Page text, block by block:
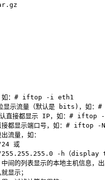
： # iftop -i eth1
流量（默认是 bits)，如： #
接都显示 IP，如： # iftop -
显示端口号，如： # iftop -N
量，如：
或
-h（display this
的列表显示的本地主机信息，
显示；